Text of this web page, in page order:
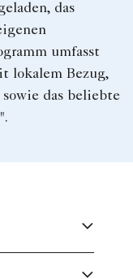
das
umfasst
lokalem Bezug,
das beliebte